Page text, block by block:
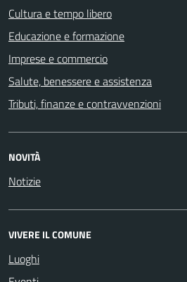
Cultura e tempo libero
Educazione e formazione
Imprese e commercio
Salute, benessere e assistenza
Tributi, finanze e contravvenzioni
NOVITÀ
Notizie
VIVERE IL COMUNE
Luoghi